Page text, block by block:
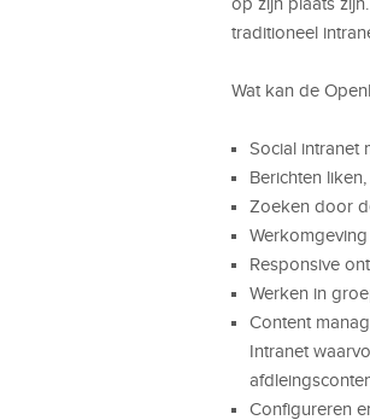
traditioneel
Wat kan de
Social intranet
Berichten
Zoeken door
Responsive
Werken in
Content
Intranet
Configureren